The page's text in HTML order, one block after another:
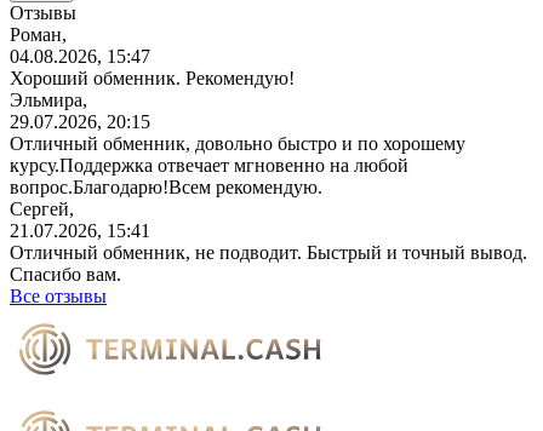
Отзывы
Роман,
04.08.2026, 15:47
Хороший обменник. Рекомендую!
Эльмира,
29.07.2026, 20:15
Отличный обменник, довольно быстро и по хорошему
курсу.Поддержка отвечает мгновенно на любой
вопрос.Благодарю!Всем рекомендую.
Сергей,
21.07.2026, 15:41
Отличный обменник, не подводит. Быстрый и точный вывод.
Спасибо вам.
Все отзывы